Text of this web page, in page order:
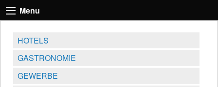
Menu
HOTELS
GASTRONOMIE
GEWERBE